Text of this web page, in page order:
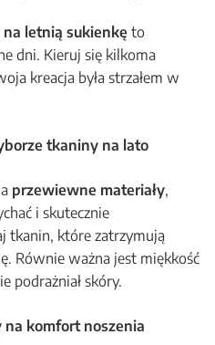
na letnią sukienkę to
dni. Kieruj się kilkoma
kreacja była strzałem w
tkaniny na lato
przewiewne materiały,
i skutecznie
tkanin, które zatrzymują
Równie ważna jest miękkość
podrażniał skóry.
komfort noszenia